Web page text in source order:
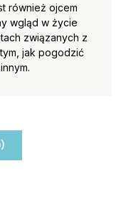
również ojcem
wgląd w życie
związanych z
jak pogodzić